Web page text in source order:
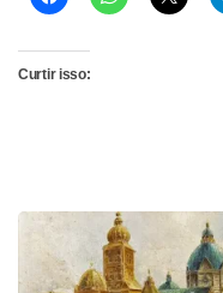
Curtir isso: